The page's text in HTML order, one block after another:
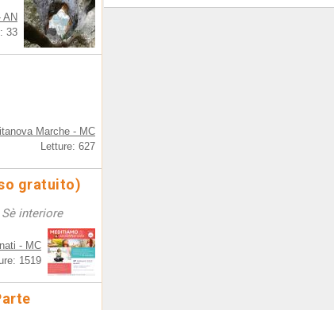
AN
33
Marche - MC
Letture: 627
gratuito)
interiore
- MC
1519